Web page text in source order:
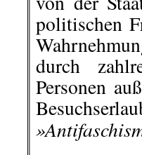
.
.
4. Oktober |
Die
seit 72